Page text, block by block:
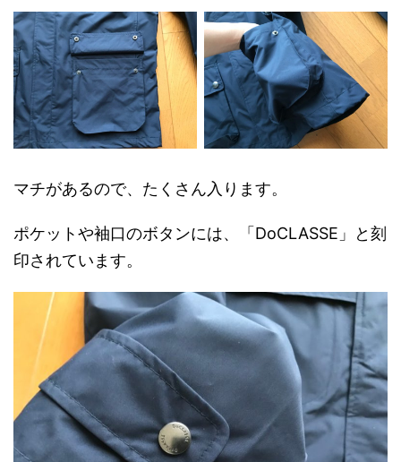
マチがあるので、たくさん入ります。
ポケットや袖口のボタンには、「DoCLASSE」と刻
印されています。